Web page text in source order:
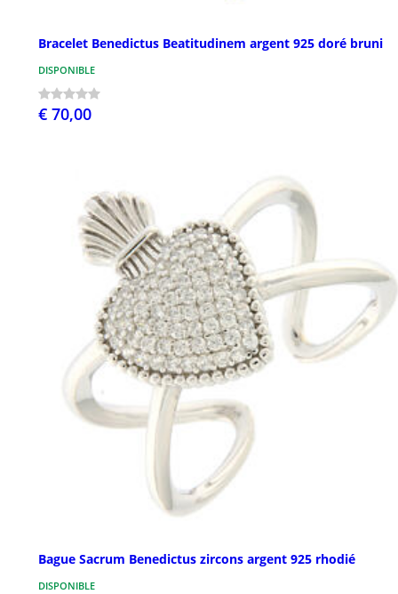
Bracelet Benedictus Beatitudinem argent 925 doré bruni
DISPONIBLE
€ 70,00
Bague Sacrum Benedictus zircons argent 925 rhodié
DISPONIBLE